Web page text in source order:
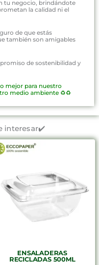
tu negocio, brindándote
la calidad ni el
de que estás
también son amigables
de sostenibilidad y
mejor para nuestro
medio ambiente ♻️♻️
interesar✔️
ENSALADERAS
RECICLADAS 500ML